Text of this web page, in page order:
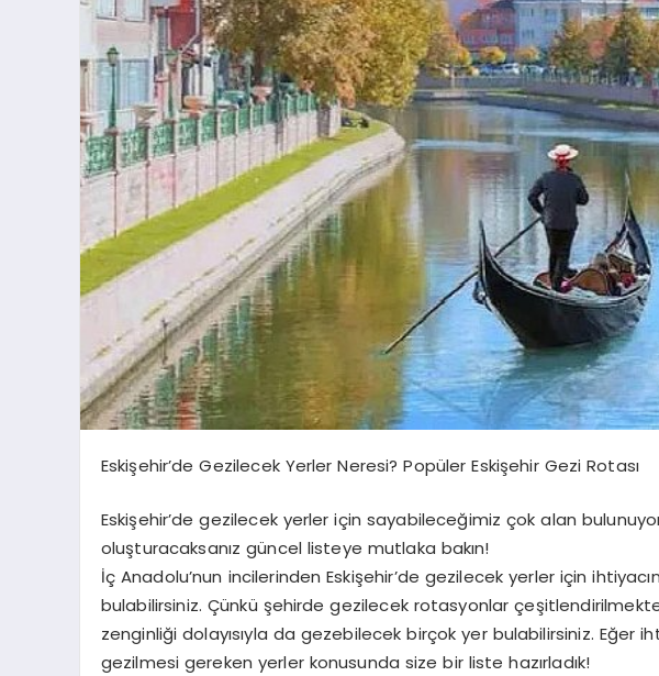
Eskişehir’de Gezilecek Yerler Neresi? Popüler Eskişehir Gezi Rotası
Eskişehir’de gezilecek yerler için sayabileceğimiz çok alan
oluşturacaksanız güncel listeye mutlaka bakın!
İç Anadolu’nun incilerinden Eskişehir’de gezilecek yerler için
bulabilirsiniz. Çünkü şehirde gezilecek rotasyonlar
zenginliği dolayısıyla da gezebilecek birçok yer bulabilirsiniz. Eğer
gezilmesi gereken yerler konusunda size bir liste hazırladık!